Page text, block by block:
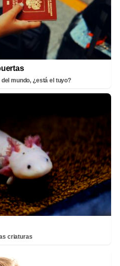
mundo, ¿está el tuyo?
criaturas